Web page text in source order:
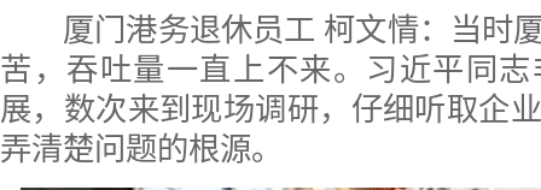
厦门港务退休员工 柯文情：当时
苦，吞吐量一直上不来。习近平同
展，数次来到现场调研，仔细听取企
弄清楚问题的根源。